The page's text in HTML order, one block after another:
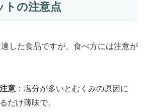
トの注意点
した食品ですが、食べ方には注意が
意 ：塩分が多いとむくみの原因に
だけ薄味で。